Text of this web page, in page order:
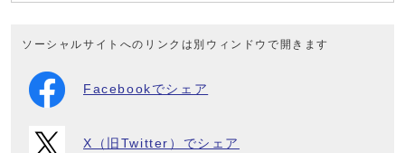
ソーシャルサイトへのリンクは別ウィンドウで開きます
Facebookでシェア
X（旧Twitter）でシェア